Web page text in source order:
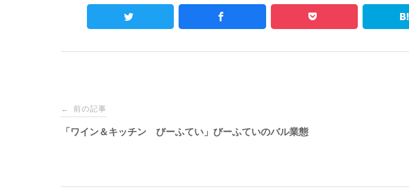
Post
navigation
← 前の記事
「ワイン＆キッチン びーふてい」びーふていのバル業態